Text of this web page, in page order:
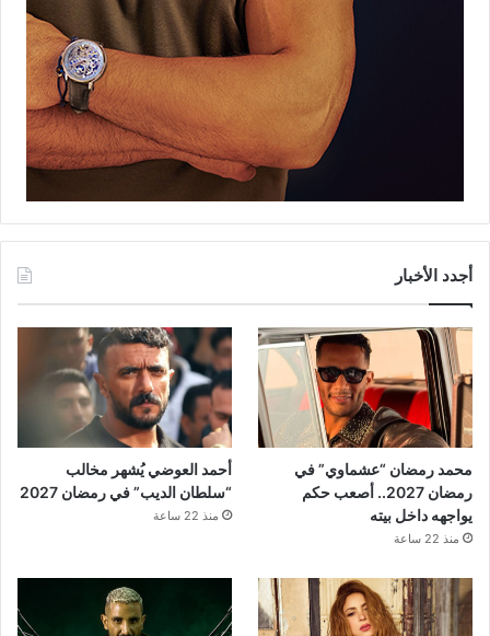
أجدد الأخبار
محمد رمضان “عشماوي” في
رمضان 2027.. أصعب حكم
يواجهه داخل بيته
منذ 22 ساعة
أحمد العوضي يُشهر مخالب
“سلطان الديب” في رمضان 2027
منذ 22 ساعة